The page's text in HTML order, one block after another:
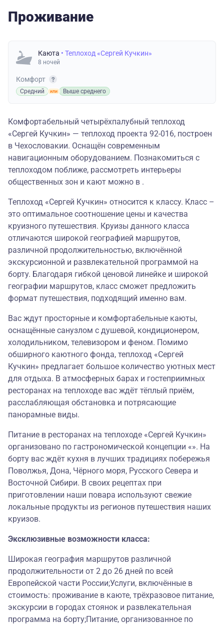
Проживание
Каюта • Теплоход «Сергей Кучкин»
8 ночей
Комфорт
Средний Выше среднего
Комфортабельный четырёхпалубный теплоход
«Сергей Кучкин» — теплоход проекта 92-016, построен
в Чехословакии. Оснащён современным
навигационным оборудованием. Познакомиться с
теплоходом поближе, рассмотреть интерьеры
общественных зон и кают можно в .
Теплоход «Сергей Кучкин» относится к классу. Класс –
это оптимальное соотношение цены и качества
круизного путешествия. Круизы данного класса
отличаются широкой географией маршрутов,
различной продолжительностью, включённой
экскурсионной и развлекательной программой на
борту. Благодаря гибкой ценовой линейке и широкой
географии маршрутов, класс сможет предложить
формат путешествия, подходящий именно вам.
Вас ждут просторные и комфортабельные каюты,
оснащённые санузлом с душевой, кондиционером,
холодильником, телевизором и феном. Помимо
обширного каютного фонда, теплоход «Сергей
Кучкин» предлагает большое количество уютных мест
для отдыха. В атмосферных барах и гостеприимных
ресторанах на теплоходе вас ждёт тёплый приём,
расслабляющая обстановка и потрясающие
панорамные виды.
Питание в ресторанах на теплоходе «Сергей Кучкин»
организовано по гастрономической концепции «». На
борту вас ждёт кухня в лучших традициях побережья
Поволжья, Дона, Чёрного моря, Русского Севера и
Восточной Сибири. В своих рецептах при
приготовлении наши повара используют свежие
локальные продукты из регионов путешествия наших
круизов.
Эксклюзивные возможности класса:
Широкая география маршрутов различной
продолжительности от 2 до 26 дней по всей
Европейской части России;Услуги, включённые в
стоимость: проживание в каюте, трёхразовое питание,
экскурсии в городах стоянок и развлекательная
программа на борту;Питание, организованное по